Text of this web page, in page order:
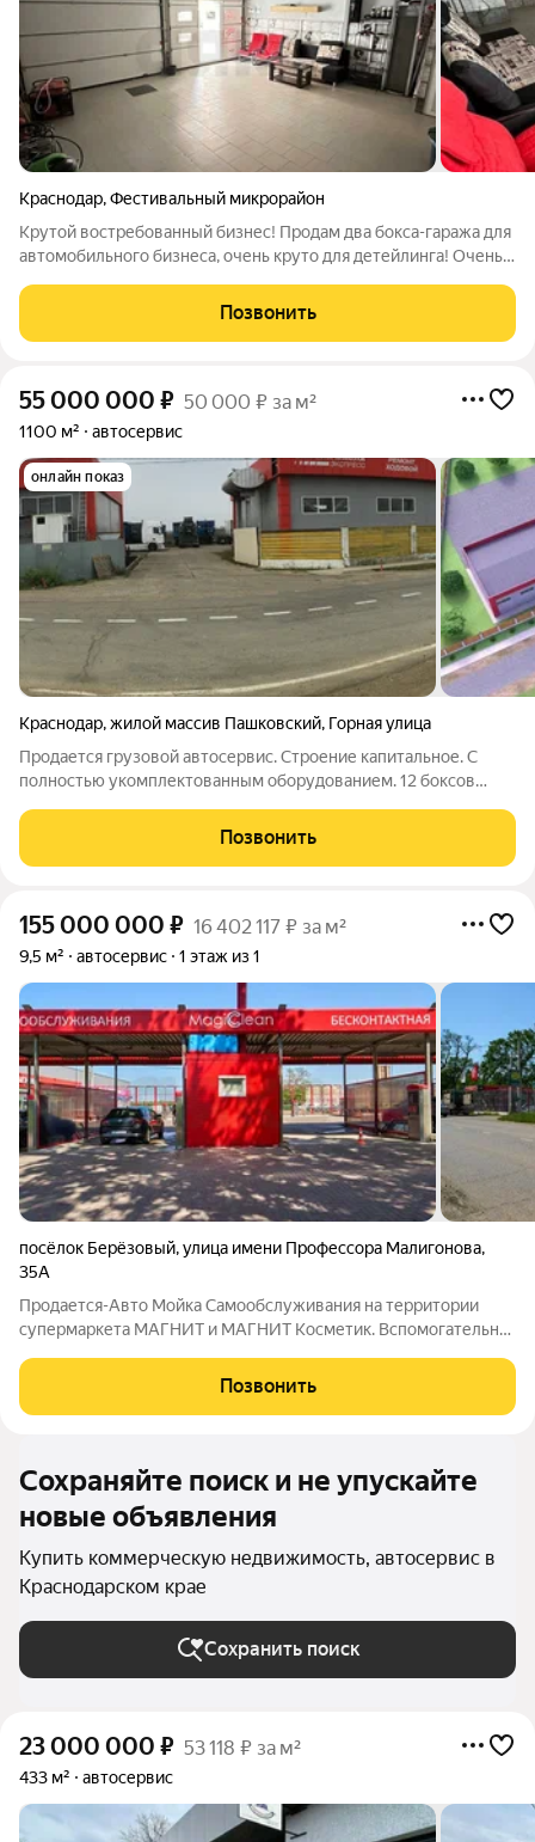
Краснодар,Фестивальный микрорайон
Крутой востребованный бизнес! Продам два бокса-гаража для
автомобильного бизнеса, очень круто для детейлинга! Очень
ночью! Звоните, очень выгодный вариант, сдано в аренду!
арендаторы могут
Позвонить
55 000 000 ₽ 50 000 ₽ за м²
1100 м² автосервис
онлайн показ
Краснодар,жилой массив Пашковский, Горная улица
Продается грузовой автосервис. Строение капитальное. С
полностью укомплектованным оборудованием. 12 боксов
60сот. Находится на трассе рядом с Краснодаром. Все вопросы
по тел.
Позвонить
155 000 000 ₽ 16 402 117 ₽ за м²
9,5 м² автосервис 1 этаж из 1
посёлок Берёзовый,улица имени Профессора Малигонова,
35А
Продается-Авто Мойка Самообслуживания на территории
супермаркета МАГНИТ и МАГНИТ Косметик. Вспомогательная
только точкой притяжения для всего района но и самым
крупным Торговым Центром в радиусе
Позвонить
Сохраняйте поиск и не упускайте
новые объявления
Купить коммерческую недвижимость, автосервис в
Краснодарском крае
Сохранить поиск
23 000 000 ₽ 53 118 ₽ за м²
433 м² автосервис